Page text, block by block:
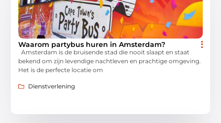
Waarom partybus huren in Amsterdam?
Amsterdam is de bruisende stad die nooit slaapt en staat
bekend om zijn levendige nachtleven en prachtige omgeving.
Het is de perfecte locatie om
Dienstverlening